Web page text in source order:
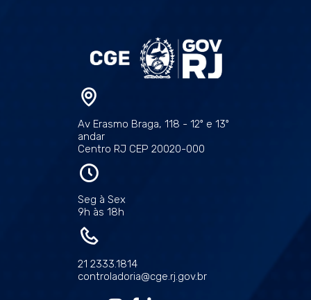
Av Erasmo Braga, 118 - 12º e 13º
andar
Centro RJ CEP 20020-000
Seg à Sex
9h às 18h
21 2333.1814
controladoria@cge.rj.gov.br